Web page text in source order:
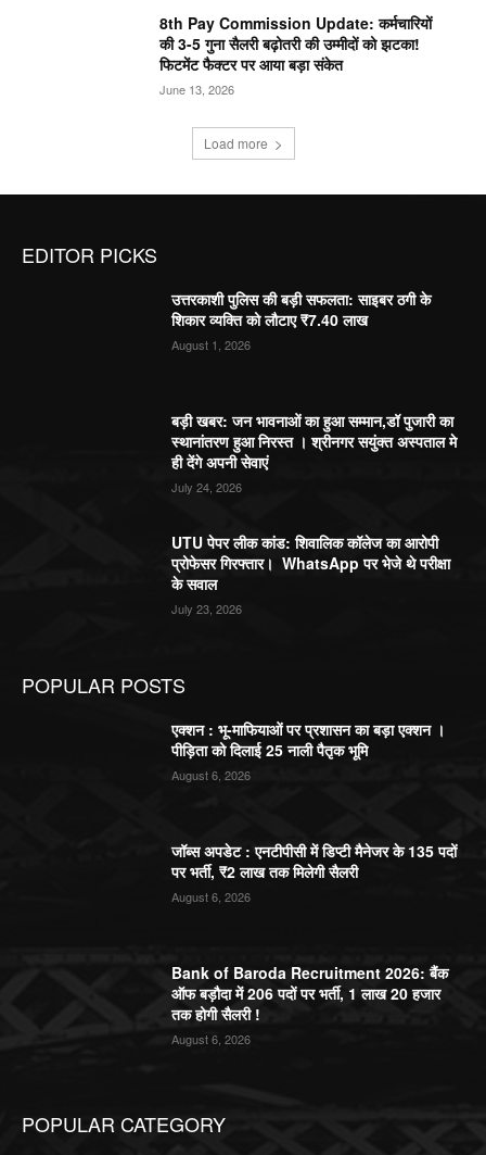
8th Pay Commission Update: कर्मचारियों
की 3-5 गुना सैलरी बढ़ोतरी की उम्मीदों को झटका!
फिटमेंट फैक्टर पर आया बड़ा संकेत
June 13, 2026
Load more
EDITOR PICKS
उत्तरकाशी पुलिस की बड़ी सफलता: साइबर ठगी के
शिकार व्यक्ति को लौटाए ₹7.40 लाख
August 1, 2026
बड़ी खबर: जन भावनाओं का हुआ सम्मान,डॉ पुजारी का
स्थानांतरण हुआ निरस्त । श्रीनगर सयुंक्त अस्पताल मे
ही देंगे अपनी सेवाएं
July 24, 2026
UTU पेपर लीक कांड: शिवालिक कॉलेज का आरोपी
प्रोफेसर गिरफ्तार। WhatsApp पर भेजे थे परीक्षा
के सवाल
July 23, 2026
POPULAR POSTS
एक्शन : भू-माफियाओं पर प्रशासन का बड़ा एक्शन ।
पीड़िता को दिलाई 25 नाली पैतृक भूमि
August 6, 2026
जॉब्स अपडेट : एनटीपीसी में डिप्टी मैनेजर के 135 पदों
पर भर्ती, ₹2 लाख तक मिलेगी सैलरी
August 6, 2026
Bank of Baroda Recruitment 2026: बैंक
ऑफ बड़ौदा में 206 पदों पर भर्ती, 1 लाख 20 हजार
तक होगी सैलरी !
August 6, 2026
POPULAR CATEGORY